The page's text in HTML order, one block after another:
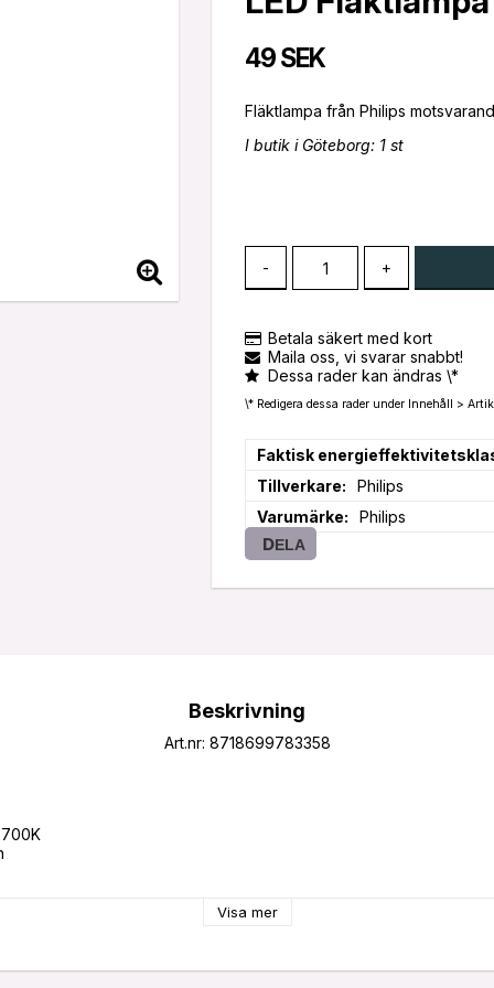
49 SEK
I butik i Göteborg: 1 st
- +
Betala säkert med kort
Maila oss, vi svarar snabbt!
Dessa rader kan ändras \*
\* Redigera dessa rader under Innehåll >
Faktisk
Tillverkare
Philips
Varumärke
Philips
DELA
Beskrivning
Art.nr: 8718699783358
Visa mer